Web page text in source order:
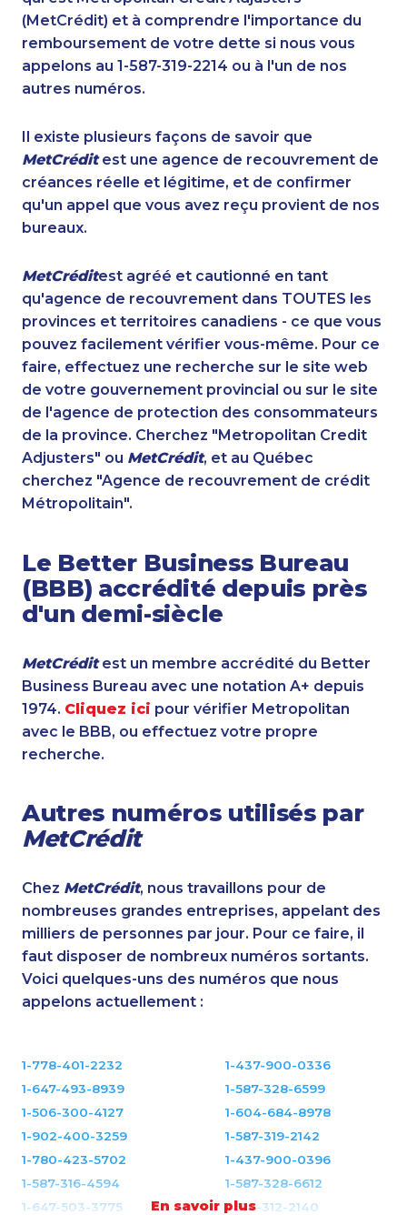
(MetCrédit) et à comprendre l'importance du
remboursement de votre dette si nous vous
appelons au 1-587-319-2214 ou à l'un de nos
autres numéros.
Il existe plusieurs façons de savoir que
MetCréditest une agence de recouvrement de
créances réelle et légitime, et de confirmer
qu'un appel que vous avez reçu provient de nos
bureaux.
MetCréditest agréé et cautionné en tant
qu'agence de recouvrement dans TOUTES les
provinces et territoires canadiens - ce que vous
pouvez facilement vérifier vous-même. Pour ce
faire, effectuez une recherche sur le site web
de votre gouvernement provincial ou sur le site
de l'agence de protection des consommateurs
de la province. Cherchez "Metropolitan Credit
Adjusters" ou MetCrédit, et au Québec
cherchez "Agence de recouvrement de crédit
Métropolitain".
Le Better Business Bureau
(BBB) accrédité depuis près
d'un demi-siècle
MetCréditest un membre accrédité du Better
Business Bureau avec une notation A+ depuis
1974. Cliquez ici pour vérifier Metropolitan
avec le BBB, ou effectuez votre propre
recherche.
Autres numéros utilisés par
MetCrédit
Chez MetCrédit, nous travaillons pour de
nombreuses grandes entreprises, appelant des
milliers de personnes par jour. Pour ce faire, il
faut disposer de nombreux numéros sortants.
Voici quelques-uns des numéros que nous
appelons actuellement :
En savoir plus
1-778-401-2232
1-437-900-0336
1-647-493-8939
1-587-328-6599
1-506-300-4127
1-604-684-8978
1-902-400-3259
1-587-319-2142
1-780-423-5702
1-437-900-0396
1-587-316-4594
1-587-328-6612
1-647-503-3775
1-514-312-2140